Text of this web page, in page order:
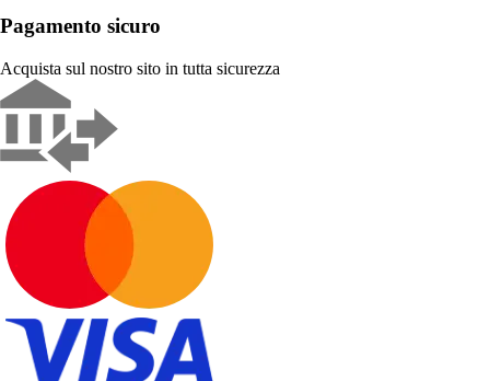
Pagamento sicuro
Acquista sul nostro sito in tutta sicurezza